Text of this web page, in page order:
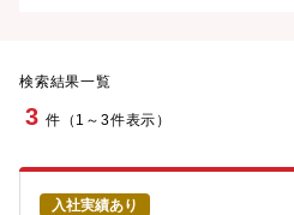
検索結果一覧
3 件（1～3件表示）
入社実績あり